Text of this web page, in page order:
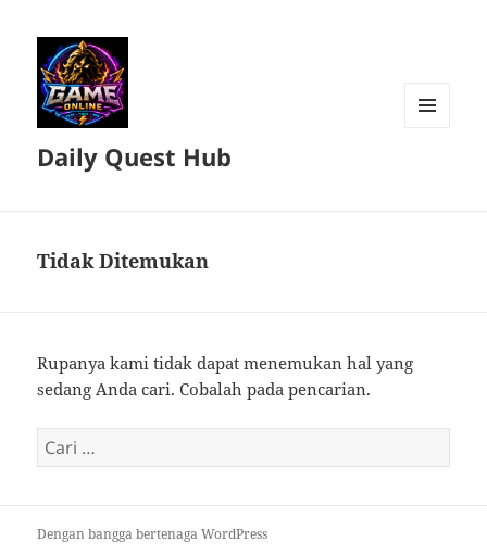
Daily Quest Hub
Tidak Ditemukan
Rupanya kami tidak dapat menemukan hal yang
sedang Anda cari. Cobalah pada pencarian.
Cari
untuk:
Dengan bangga bertenaga WordPress